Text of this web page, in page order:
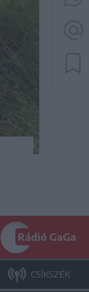
Rádió GaGa
CSÍKSZÉK